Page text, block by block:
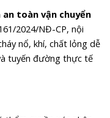
an toàn vận chuyển
2024/NĐ-CP, nội
nổ, khí, chất lỏng dễ
tuyến đường thực tế